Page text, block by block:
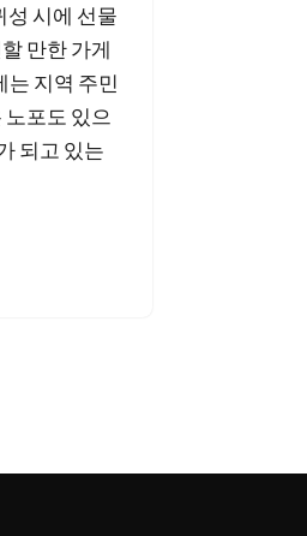
시에 선물
만한 가게
는 지역 주민
포도 있으
되고 있는